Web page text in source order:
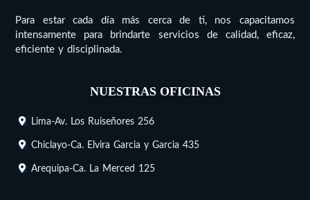
Para estar cada día más cerca de ti, nos capacitamos
intensamente para brindarte servicios de calidad, eficaz,
eficiente y disciplinada.
NUESTRAS OFICINAS
Lima-Av. Los Ruiseñores 256
Chiclayo-Ca. Elvira Garcia y Garcia 435
Arequipa-Ca. La Merced 125